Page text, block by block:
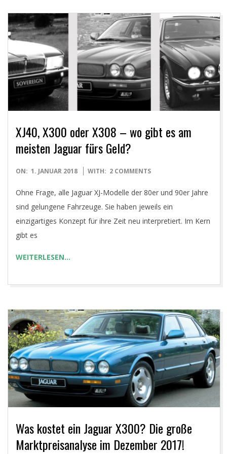
XJ40, X300 oder X308 – wo gibt es am
meisten Jaguar fürs Geld?
2018-
01
ON: 1. JANUAR 2018 WITH: 2 COMMENTS
Ohne Frage, alle Jaguar XJ-Modelle der 80er und 90er Jahre
sind gelungene Fahrzeuge. Sie haben jeweils ein
einzigartiges Konzept für ihre Zeit neu interpretiert. Im Kern
gibt es
WEITERLESEN…
Was kostet ein Jaguar X300? Die große
Marktpreisanalyse im Dezember 2017!